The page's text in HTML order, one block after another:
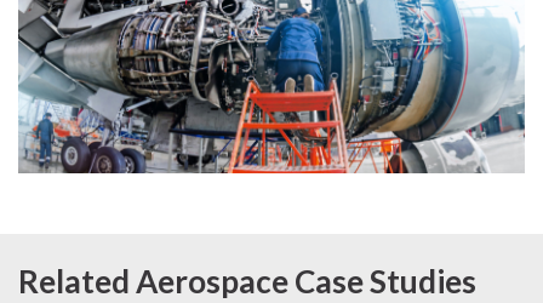
Related Aerospace Case Studies